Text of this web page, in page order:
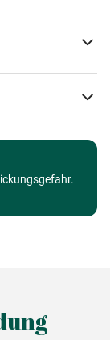
und Inseln
bis 100 Teile)